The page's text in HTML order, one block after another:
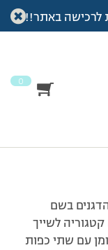
לרכישה באתר!!
0
בשם
לשייך
ביו 1.5 אחוז שומן עם שתי כפות